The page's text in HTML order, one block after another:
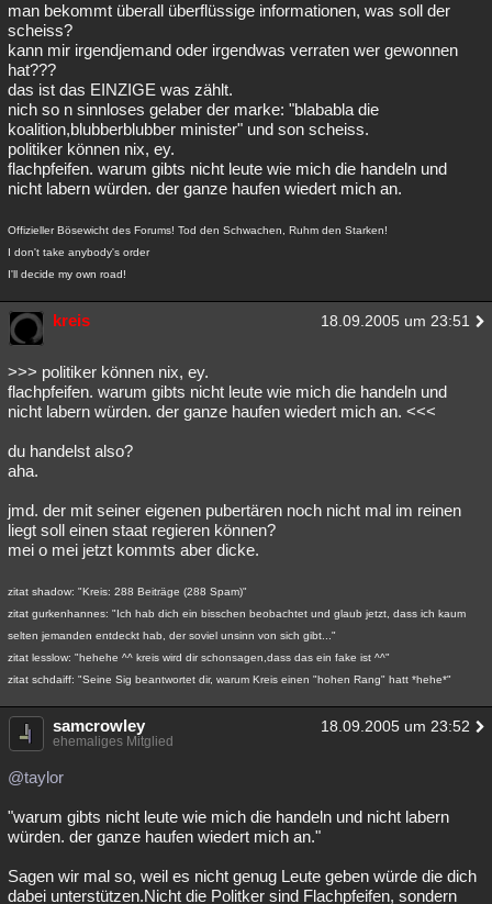
man bekommt überall überflüssige informationen, was soll der
scheiss?
kann mir irgendjemand oder irgendwas verraten wer gewonnen
hat???
das ist das EINZIGE was zählt.
nich so n sinnloses gelaber der marke: "blababla die
koalition,blubberblubber minister" und son scheiss.
politiker können nix, ey.
flachpfeifen. warum gibts nicht leute wie mich die handeln und
nicht labern würden. der ganze haufen wiedert mich an.
Offizieller Bösewicht des Forums! Tod den Schwachen, Ruhm den Starken!
I don't take anybody's order
I'll decide my own road!
kreis 18.09.2005 um 23:51
>>> politiker können nix, ey.
flachpfeifen. warum gibts nicht leute wie mich die handeln und
nicht labern würden. der ganze haufen wiedert mich an. <<<
du handelst also?
aha.
jmd. der mit seiner eigenen pubertären noch nicht mal im reinen
liegt soll einen staat regieren können?
mei o mei jetzt kommts aber dicke.
zitat shadow: "Kreis: 288 Beiträge (288 Spam)"
zitat gurkenhannes: "Ich hab dich ein bisschen beobachtet und glaub jetzt, dass ich kaum
selten jemanden entdeckt hab, der soviel unsinn von sich gibt..."
zitat lesslow: "hehehe ^^ kreis wird dir schonsagen,dass das ein fake ist ^^"
zitat schdaiff: "Seine Sig beantwortet dir, warum Kreis einen "hohen Rang" hatt *hehe*"
samcrowley 18.09.2005 um 23:52
ehemaliges Mitglied
@taylor
"warum gibts nicht leute wie mich die handeln und nicht labern
würden. der ganze haufen wiedert mich an."
Sagen wir mal so, weil es nicht genug Leute geben würde die dich
dabei unterstützen.Nicht die Politker sind Flachpfeifen, sondern